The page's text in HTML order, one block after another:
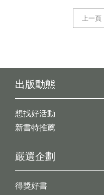
上一頁
出版動態
想找好活動
新書特推薦
嚴選企劃
得獎好書